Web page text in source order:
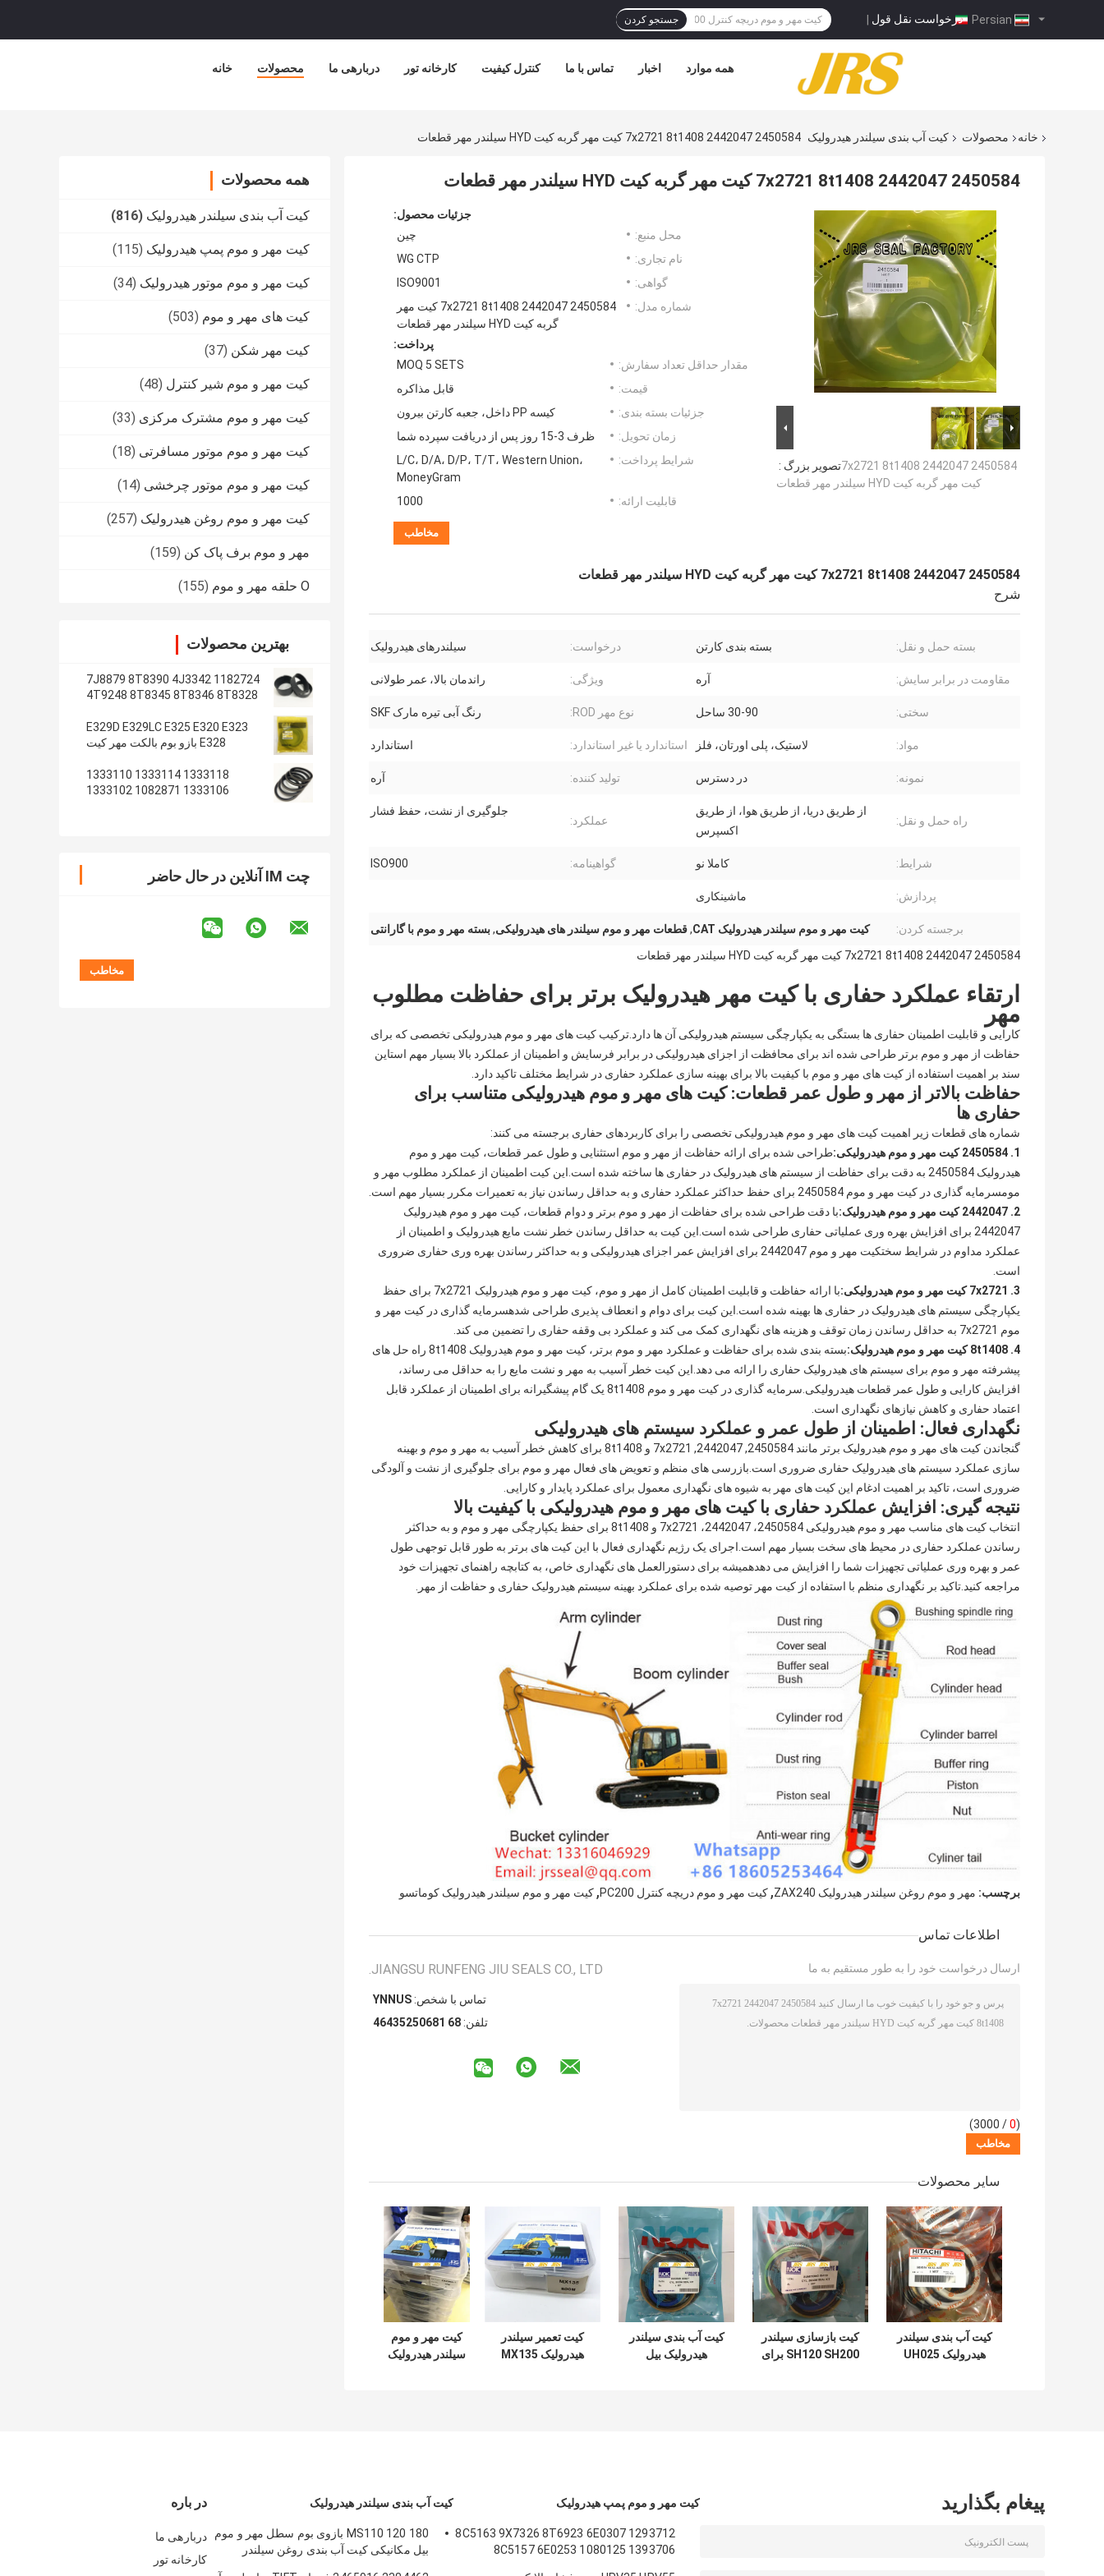
درخواست نقل قول | جستجو کردن
خانه محصولات دربارهی ما کارخانه تور کنترل کیفیت تماس با ما اخبار همه موارد
خانه محصولات کیت آب بندی سیلندر هیدرولیک 2450584 2442047 7x2721 8t1408 کیت مهر گربه کیت HYD سیلندر مهر قطعات
همه محصولات
کیت آب بندی سیلندر هیدرولیک (816)
کیت مهر و موم پمپ هیدرولیک (115)
کیت مهر و موم موتور هیدرولیک (34)
کیت های مهر و موم (503)
کیت مهر شکن (37)
کیت مهر و موم شیر کنترل (48)
کیت مهر و موم مشترک مرکزی (33)
کیت مهر و موم موتور مسافرتی (18)
کیت مهر و موم موتور چرخشی (14)
کیت مهر و موم روغن هیدرولیک (257)
مهر و موم برف پاک کن (159)
O حلقه مهر و موم (155)
بهترین محصولات
1182724 7J8879 8T8390 4J3342
4T9248 8T8345 8T8346 8T8328
E329D E329LC E325 E320 E323
E328 بازو بوم بالکت مهر کیت
1333118 1333114 1333110
1333106 1082871 1333102
چت IM آنلاین در حال حاضر
2450584 2442047 7x2721 8t1408 کیت مهر گربه کیت HYD سیلندر مهر قطعات
تصویر بزرگ :2450584 2442047 7x2721 8t1408
کیت مهر گربه کیت HYD سیلندر مهر قطعات
جزئیات محصول:
محل منبع:
چین
نام تجاری:
WG CTP
گواهی:
ISO9001
شماره مدل:
2450584 2442047 7x2721 8t1408 کیت مهر
گربه کیت HYD سیلندر مهر قطعات
پرداخت:
مقدار حداقل تعداد سفارش:
MOQ 5 SETS
قیمت:
قابل مذاکره
جزئیات بسته بندی:
کیسه PP داخل، جعبه کارتن بیرون
زمان تحویل:
ظرف 3-15 روز پس از دریافت سپرده شما
شرایط پرداخت:
L/C، D/A، D/P، T/T، Western Union،
MoneyGram
قابلیت ارائه:
1000
مخاطب
2450584 2442047 7x2721 8t1408 کیت مهر گربه کیت HYD سیلندر مهر قطعات
شرح
بسته حمل و نقل: بسته بندی کارتن درخواست: سیلندرهای هیدرولیک
مقاومت در برابر سایش: آره ویژگی: راندمان بالا، عمر طولانی
سختی: 30-90 ساحل نوع مهر ROD: رنگ آبی تیره مارک SKF
مواد: لاستیک، پلی اورتان، فلز استاندارد یا غیر استاندارد: استاندارد
نمونه: در دسترس تولید کننده: آره
راه حمل و نقل:
از طریق دریا، از طریق هوا، از طریق
اکسپرس
عملکرد:
جلوگیری از نشت، حفظ فشار
شرایط: کاملا نو گواهینامه: ISO900
پردازش: ماشینکاری
برجسته کردن: کیت مهر و موم سیلندر هیدرولیک CAT ,قطعات مهر و موم سیلندر های هیدرولیکی,بسته مهر و موم با گارانتی
2450584 2442047 7x2721 8t1408 کیت مهر گربه کیت HYD سیلندر مهر قطعات
ارتقاء عملکرد حفاری با کیت مهر هیدرولیک برتر برای حفاظت مطلوب
مهر
کارایی و قابلیت اطمینان حفاری ها بستگی به یکپارچگی سیستم هیدرولیکی آن ها دارد.ترکیب کیت های مهر و موم هیدرولیکی تخصصی که برای
حفاظت از مهر و موم برتر طراحی شده اند برای محافظت از اجزای هیدرولیکی در برابر فرسایش و اطمینان از عملکرد بالا بسیار مهم استاین
سند بر اهمیت استفاده از کیت های مهر و موم با کیفیت بالا برای بهینه سازی عملکرد حفاری در شرایط مختلف تاکید دارد.
حفاظت بالاتر از مهر و طول عمر قطعات: کیت های مهر و موم هیدرولیکی متناسب برای
حفاری ها
شماره های قطعات زیر اهمیت کیت های مهر و موم هیدرولیکی تخصصی را برای کاربردهای حفاری برجسته می کنند:
1. 2450584 کیت مهر و موم هیدرولیکی:
طراحی شده برای ارائه حفاظت از مهر و موم استثنایی و طول عمر قطعات، کیت مهر و موم
هیدرولیک 2450584 به دقت برای حفاظت از سیستم های هیدرولیک در حفاری ها ساخته شده است.این کیت اطمینان از عملکرد مطلوب مهر و
مومسرمایه گذاری در کیت مهر و موم 2450584 برای حفظ حداکثر عملکرد حفاری و به حداقل رساندن نیاز به تعمیرات مکرر بسیار مهم است.
2. 2442047 کیت مهر و موم هیدرولیک:
با دقت طراحی شده برای حفاظت از مهر و موم برتر و دوام قطعات، کیت مهر و موم هیدرولیک
2442047 برای افزایش بهره وری عملیاتی حفاری طراحی شده است.این کیت به حداقل رساندن خطر نشت مایع هیدرولیک و اطمینان از
عملکرد مداوم در شرایط سختکیت مهر و موم 2442047 برای افزایش عمر اجزای هیدرولیکی و به حداکثر رساندن بهره وری حفاری ضروری
است.
3. 7x2721 کیت مهر و موم هیدرولیکی:
با ارائه حفاظت و قابلیت اطمینان کامل از مهر و موم، کیت مهر و موم هیدرولیک 7x2721 برای حفظ
یکپارچگی سیستم های هیدرولیک در حفاری ها بهینه شده است.این کیت برای دوام و انعطاف پذیری طراحی شدهسرمایه گذاری در کیت مهر و
موم 7x2721 به حداقل رساندن زمان توقف و هزینه های نگهداری کمک می کند و عملکرد بی وقفه حفاری را تضمین می کند.
4. 8t1408 کیت مهر و موم هیدرولیک:
بسته بندی شده برای حفاظت و عملکرد مهر و موم برتر، کیت مهر و موم هیدرولیک 8t1408 راه حل های
پیشرفته مهر و موم برای سیستم های هیدرولیک حفاری را ارائه می دهد.این کیت خطر آسیب به مهر و نشت مایع را به حداقل می رساند،
افزایش کارایی و طول عمر قطعات هیدرولیکی.سرمایه گذاری در کیت مهر و موم 8t1408 یک گام پیشگیرانه برای اطمینان از عملکرد قابل
اعتماد حفاری و کاهش نیازهای نگهداری است.
نگهداری فعال: اطمینان از طول عمر و عملکرد سیستم های هیدرولیکی
گنجاندن کیت های مهر و موم هیدرولیک برتر مانند 2450584, 2442047, 7x2721 و 8t1408 برای کاهش خطر آسیب به مهر و موم و بهینه
سازی عملکرد سیستم های هیدرولیک حفاری ضروری است.بازرسی های منظم و تعویض های فعال مهر و موم برای جلوگیری از نشت و آلودگی
ضروری است، تاکید بر اهمیت ادغام این کیت های مهر به شیوه های نگهداری معمول برای عملکرد پایدار و کارایی.
نتیجه گیری: افزایش عملکرد حفاری با کیت های مهر و موم هیدرولیکی با کیفیت بالا
انتخاب کیت های مناسب مهر و موم هیدرولیکی 2450584، 2442047، 7x2721 و 8t1408 برای حفظ یکپارچگی مهر و موم و به حداکثر
رساندن عملکرد حفاری در محیط های سخت بسیار مهم است.اجرای یک رژیم نگهداری فعال با این کیت های برتر به طور قابل توجهی طول
عمر و بهره وری عملیاتی تجهیزات شما را افزایش می دهدهمیشه برای دستورالعمل های نگهداری خاص، به کتابچه راهنمای تجهیزات خود
مراجعه کنید.تاکید بر نگهداری منظم با استفاده از کیت مهر توصیه شده برای عملکرد بهینه سیستم هیدرولیک حفاری و حفاظت از مهر.
برچسب: مهر و موم روغن سیلندر هیدرولیک ZAX240 , کیت مهر و موم دریچه کنترل PC200 , کیت مهر و موم سیلندر هیدرولیک کوماتسو
اطلاعات تماس
JIANGSU RUNFENG JIU SEALS CO., LTD.
تماس با شخص: SUNNY
تلفن: 86 18605253464
ارسال درخواست خود را به طور مستقیم به ما
(
0
/ 3000)
سایر محصولات
کیت آب بندی سیلندر
هیدرولیک UH025
کیت بازسازی سیلندر
SH120 SH200 برای
کیت آب بندی سیلندر
هیدرولیک بیل
کیت تعمیر سیلندر
هیدرولیک MX135
کیت مهر و موم
سیلندر هیدرولیک
در باره
دربارهی ما
کارخانه تور
کیت آب بندی سیلندر هیدرولیک
MS110 120 180 بازوی بوم سطل مهر و موم
بیل مکانیکی کیت آب بندی روغن سیلندر
کیت مهر و موم پمپ هیدرولیک
8C5163 9X7326 8T6923 6E0307 1293712
8C5157 6E0253 1080125 1393706
پیغام بگذارید